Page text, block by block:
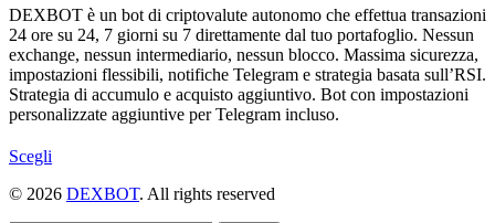
DEXBOT è un bot di criptovalute autonomo che effettua transazioni
24 ore su 24, 7 giorni su 7 direttamente dal tuo portafoglio. Nessun
exchange, nessun intermediario, nessun blocco. Massima sicurezza,
impostazioni flessibili, notifiche Telegram e strategia basata sull’RSI.
Strategia di accumulo e acquisto aggiuntivo. Bot con impostazioni
personalizzate aggiuntive per Telegram incluso.
Scegli
ha
© 2026 DEXBOT. All rights reserved